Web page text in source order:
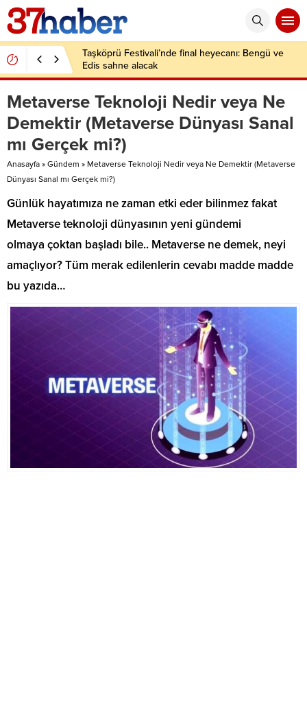
Taşköprü Festivali’nde final heyecanı: Bengü ve
Edis sahne alacak
Metaverse Teknoloji Nedir veya Ne
Demektir (Metaverse Dünyası Sanal
mı Gerçek mi?)
Anasayfa » Gündem » Metaverse Teknoloji Nedir veya Ne Demektir (Metaverse
Dünyası Sanal mı Gerçek mi?)
Günlük hayatımıza ne zaman etki eder bilinmez fakat
Metaverse teknoloji dünyasının yeni gündemi
olmaya çoktan başladı bile.. Metaverse ne demek, neyi
amaçlıyor? Tüm merak edilenlerin cevabı madde madde
bu yazıda…